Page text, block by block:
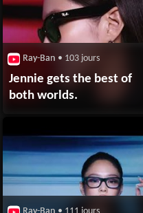
Ray-Ban • 103 jours
Jennie gets the best of
both worlds.